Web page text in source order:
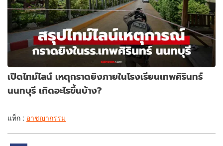
เปิดไทม์ไลน์ เหตุกราดยิงภายในโรงเรียนเทพศิรินทร์
นนทบุรี เกิดอะไรขึ้นบ้าง?
แท็ก : อาชญากรรม